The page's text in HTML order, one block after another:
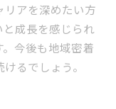
アを深めたい方
成長を感じられ
今後も地域密着
るでしょう。